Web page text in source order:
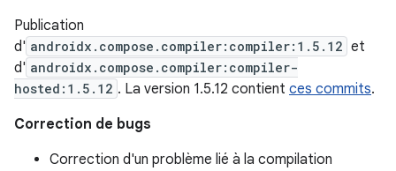
Publication
d' androidx.compose.compiler:compiler:1.5.12 et
d' androidx.compose.compiler:compiler-
hosted:1.5.12 . La version 1.5.12 contient ces commits.
Correction de bugs
Correction d'un problème lié à la compilation